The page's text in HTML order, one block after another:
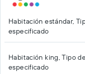
Habitación estándar,
especificado
Habitación king, Tipo
especificado